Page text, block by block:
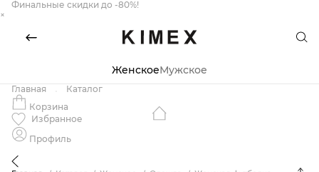
Финальные скидки до -80%!
×
ЖенскоеМужское
Главная
Каталог
Корзина
Избранное
Профиль